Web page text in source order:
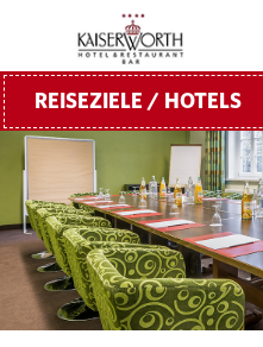
REISEZIELE / HOTELS